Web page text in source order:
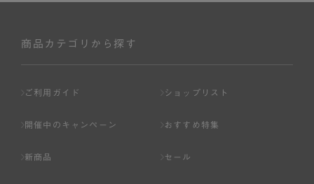
ません。
ページへの入力、または弊社が別途指定する方法に従って
商品カテゴリから探す
ご利用ガイド ショップリスト
開催中のキャンペーン おすすめ特集
新商品 セール